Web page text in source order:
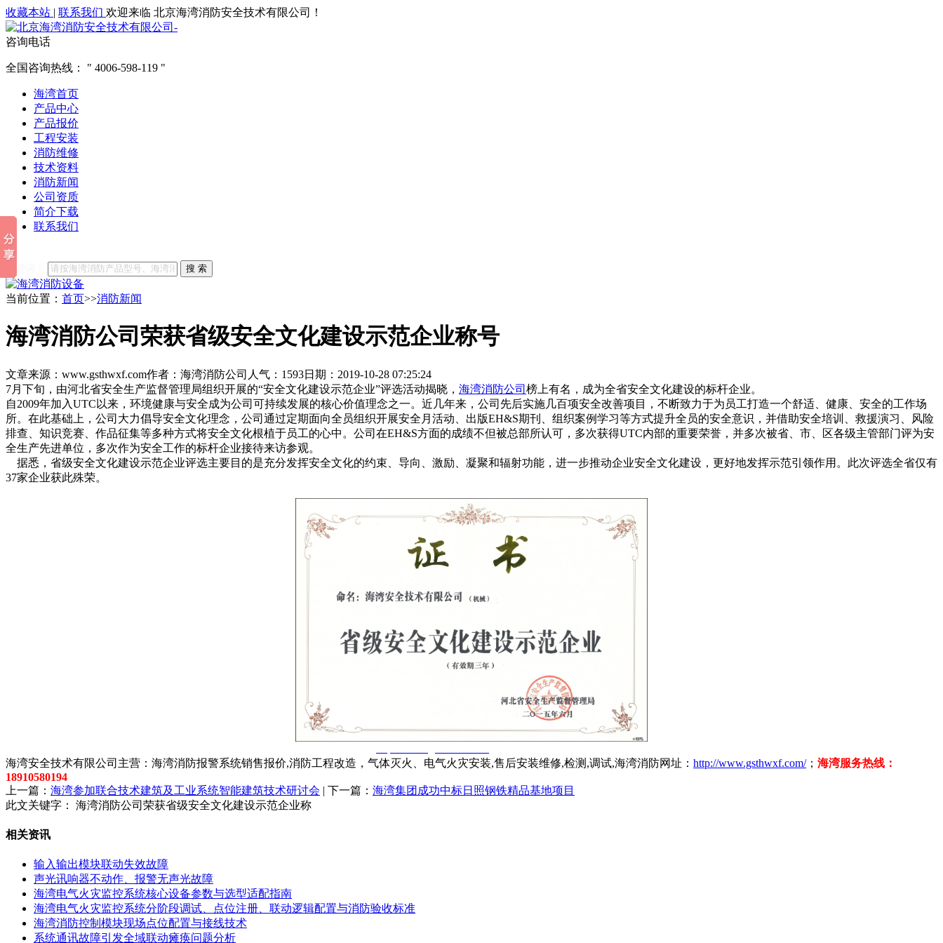
收藏本站 | 联系我们 欢迎来临 北京海湾消防安全技术有限公司！
咨询电话
全国咨询热线： 4006-598-119
海湾首页
产品中心
产品报价
工程安装
消防维修
技术资料
消防新闻
公司资质
简介下载
联系我们
他们都在搜索:
搜 索
当前位置： 首页>>消防新闻
海湾消防公司荣获省级安全文化建设示范企业称号
文章来源：www.gsthwxf.com作者：海湾消防公司 人气：1593日期：2019-10-28 07:25:24
7月下旬，由河北省安全生产监督管理局组织开展的“安全文化建设示范企业”评选活动揭晓， 海湾消防公司 榜上有名，成为全省安全文化建设的标杆企业。
自2009年加入UTC以来，环境健康与安全成为公司可持续发展的核心价值理念之一。近几年来，公司先后实施几百项安全改善项目，不断致力于为员工打造一个舒适、健康、安全的工作场
所。在此基础上，公司大力倡导安全文化理念，公司通过定期面向全员组织开展安全月活动、出版EH&S期刊、组织案例学习等方式提升全员的安全意识，并借助安全培训、救援演习、风险
排查、知识竞赛、作品征集等多种方式将安全文化根植于员工的心中。公司在EH&S方面的成绩不但被总部所认可，多次获得UTC内部的重要荣誉，并多次被省、市、区各级主管部门评为安
全生产先进单位，多次作为安全工作的标杆企业接待来访参观。
据悉，省级安全文化建设示范企业评选主要目的是充分发挥安全文化的约束、导向、激励、凝聚和辐射功能，进一步推动企业安全文化建设，更好地发挥示范引领作用。此次评选全省仅有
37家企业获此殊荣。
海湾安全技术有限公司主营：海湾消防报警系统销售报价,消防工程改造，气体灭火、电气火灾安装,售后安装维修,检测,调试,海湾消防网址： http://www.gsthwxf.com/； 海湾服务热线：
18910580194
上一篇： 海湾参加联合技术建筑及工业系统智能建筑技术研讨会 | 下一篇： 海湾集团成功中标日照钢铁精品基地项目
此文关键字：
海湾消防公司荣获省级安全文化建设示范企业称
相关资讯
输入输出模块联动失效故障
声光讯响器不动作、报警无声光故障
海湾电气火灾监控系统核心设备参数与选型适配指南
海湾电气火灾监控系统分阶段调试、点位注册、联动逻辑配置与消防验收标准
海湾消防控制模块现场点位配置与接线技术
系统通讯故障引发全域联动瘫痪问题分析